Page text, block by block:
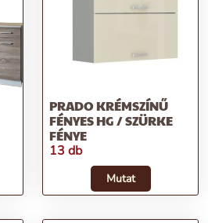
PRADO KRÉMSZÍNŰ
FÉNYES HG / SZÜRKE
FÉNYE
13 db
Mutat